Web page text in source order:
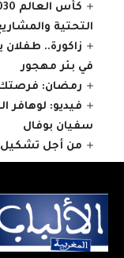
التحتية
زاكورة..
في بئر مهجور
رمضان: فرصتك
فيديو: لوهافر
سفيان بوفال
من أجل تشكيل